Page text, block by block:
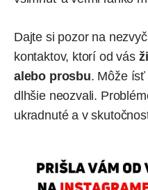
Dajte si pozor na
kontaktov, ktorí od vás
alebo prosbu. Môže ísť
dlhšie neozvali.
ukradnuté a v